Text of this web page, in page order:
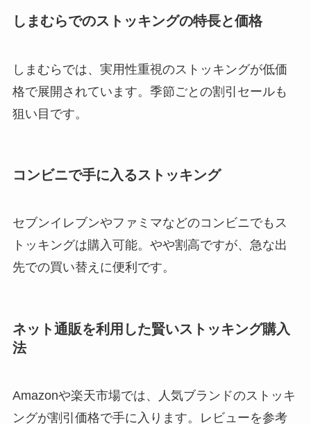
しまむらでのストッキングの特長と価格
しまむらでは、実用性重視のストッキングが低価
格で展開されています。季節ごとの割引セールも
狙い目です。
コンビニで手に入るストッキング
セブンイレブンやファミマなどのコンビニでもス
トッキングは購入可能。やや割高ですが、急な出
先での買い替えに便利です。
ネット通販を利用した賢いストッキング購入
法
Amazonや楽天市場では、人気ブランドのストッキ
ングが割引価格で手に入ります。レビューを参考